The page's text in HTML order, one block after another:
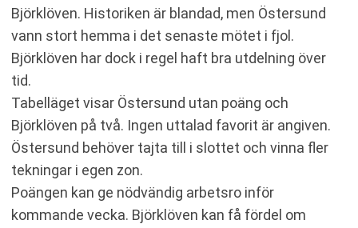
Björklöven. Historiken är blandad, men Östersund
vann stort hemma i det senaste mötet i fjol.
Björklöven har dock i regel haft bra utdelning över
tid.
Tabelläget visar Östersund utan poäng och
Björklöven på två. Ingen uttalad favorit är angiven.
Östersund behöver tajta till i slottet och vinna fler
tekningar i egen zon.
Poängen kan ge nödvändig arbetsro inför
kommande vecka. Björklöven kan få fördel om